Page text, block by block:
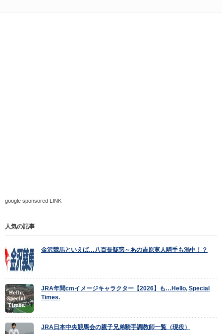
google sponsored LINK
人気の記事
金沢競馬といえば…八百長疑惑～あの吉原寛人騎手も渦中！？
JRA年間cmイメージキャラクター【2026】も…Hello, Special
Times.
JRA日本中央競馬会の親子兄弟騎手調教師一覧（現役）